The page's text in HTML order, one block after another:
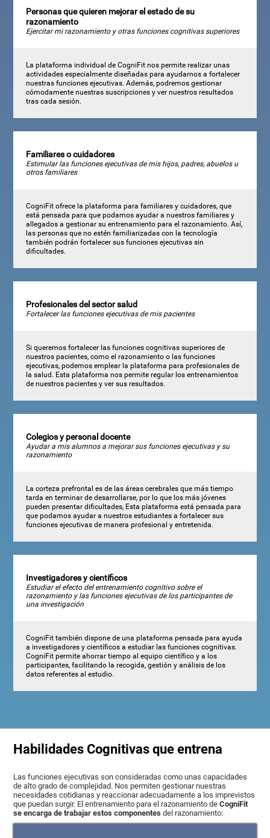
Personas que quieren mejorar el estado de su
razonamiento
Ejercitar mi razonamiento y otras funciones cognitivas superiores
La plataforma individual de CogniFit nos permite realizar unas
actividades especialmente diseñadas para ayudarnos a fortalecer
nuestras funciones ejecutivas. Además, podremos gestionar
cómodamente nuestras suscripciones y ver nuestros resultados
tras cada sesión.
Familiares o cuidadores
Estimular las funciones ejecutivas de mis hijos, padres, abuelos u
otros familiares
CogniFit ofrece la plataforma para familiares y cuidadores, que
está pensada para que podamos ayudar a nuestros familiares y
allegados a gestionar su entrenamiento para el razonamiento. Así,
las personas que no estén familiarizadas con la tecnología
también podrán fortalecer sus funciones ejecutivas sin
dificultades.
Profesionales del sector salud
Fortalecer las funciones ejecutivas de mis pacientes
Si queremos fortalecer las funciones cognitivas superiores de
nuestros pacientes, como el razonamiento o las funciones
ejecutivas, podemos emplear la plataforma para profesionales de
la salud. Esta plataforma nos permite regular los entrenamientos
de nuestros pacientes y ver sus resultados.
Colegios y personal docente
Ayudar a mis alumnos a mejorar sus funciones ejecutivas y su
razonamiento
La corteza prefrontal es de las áreas cerebrales que más tiempo
tarda en terminar de desarrollarse, por lo que los más jóvenes
pueden presentar dificultades, Esta plataforma está pensada para
que podamos ayudar a nuestros estudiantes a fortalecer sus
funciones ejecutivas de manera profesional y entretenida.
Investigadores y científicos
Estudiar el efecto del entrenamiento cognitivo sobre el
razonamiento y las funciones ejecutivas de los participantes de
una investigación
CogniFit también dispone de una plataforma pensada para ayuda
a investigadores y científicos a estudiar las funciones cognitivas.
CogniFit permite ahorrar tiempo al equipo científico y a los
participantes, facilitando la recogida, gestión y análisis de los
datos referentes al estudio.
Habilidades Cognitivas que entrena
Las funciones ejecutivas son consideradas como unas capacidades
de alto grado de complejidad. Nos permiten gestionar nuestras
necesidades cotidianas y reaccionar adecuadamente a los imprevistos
que puedan surgir. El entrenamiento para el razonamiento deCogniFit
se encarga de trabajar estos componentesdel razonamiento: